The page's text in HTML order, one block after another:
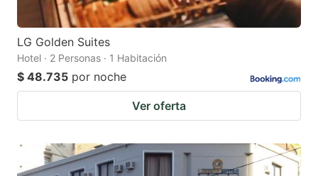
LG Golden Suites
Hotel · 2 Personas · 1 Habitación
$ 48.735 por noche
Ver oferta